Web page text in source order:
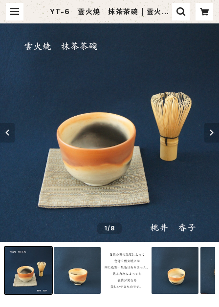
YT-6 雲火焼 抹茶茶碗 | 雲火焼
Webショップ
1/8